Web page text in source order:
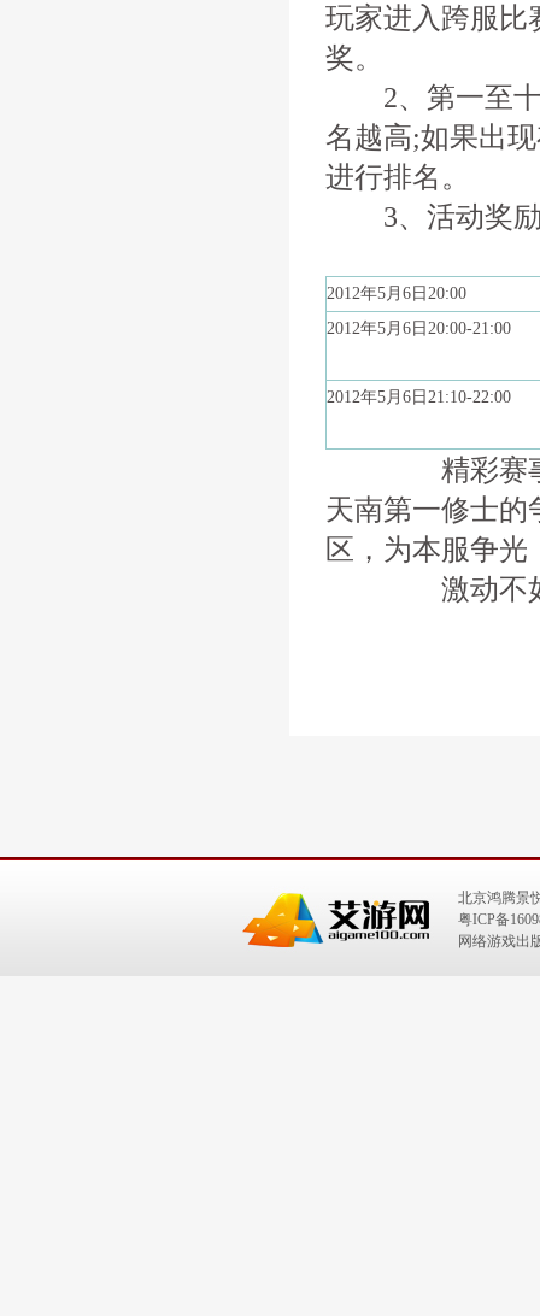
玩家进入跨服比
奖。
2、第一至十
名越高;如果出
进行排名。
3、活动奖励
2012年5月6日20:00
2012年5月6日20:00-21:00
2012年5月6日21:10-22:00
精彩赛事一
天南第一修士
区，为本服争
激动不如行
北京鸿腾景
粤ICP备
网络游戏出